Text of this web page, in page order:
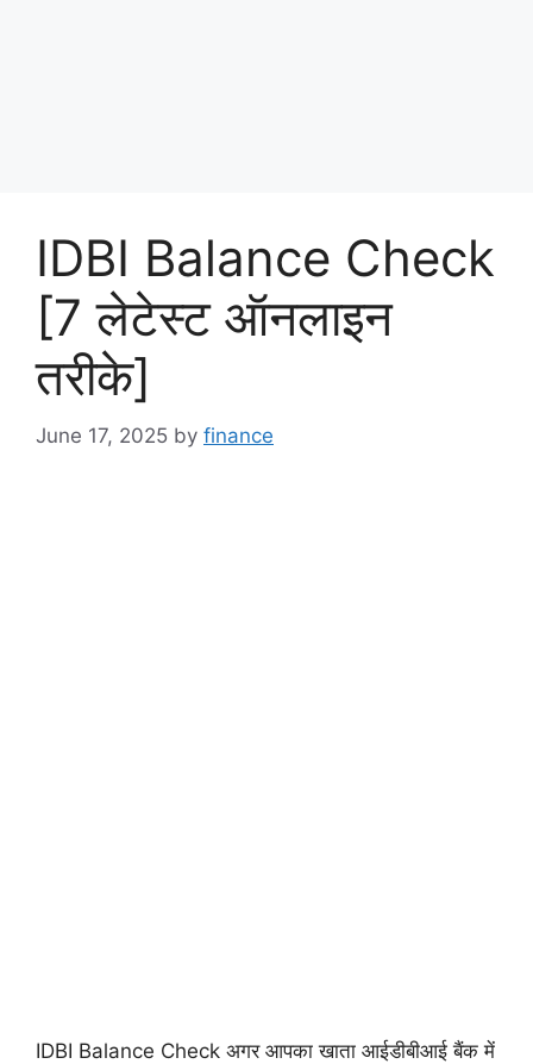
IDBI Balance Check
[7 लेटेस्ट ऑनलाइन
तरीके]
June 17, 2025 by finance
IDBI Balance Check अगर आपका खाता आईडीबीआई बैंक में